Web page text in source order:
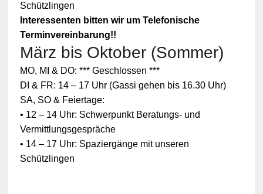
Schützlingen
Interessenten bitten wir um Telefonische
Terminvereinbarung!!
März bis Oktober (Sommer)
MO, MI & DO: *** Geschlossen ***
DI & FR: 14 – 17 Uhr (Gassi gehen bis 16.30 Uhr)
SA, SO & Feiertage:
• 12 – 14 Uhr: Schwerpunkt Beratungs- und
Vermittlungsgespräche
• 14 – 17 Uhr: Spaziergänge mit unseren
Schützlingen